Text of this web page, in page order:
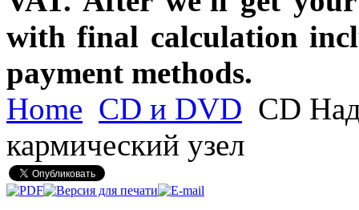
with final calculation
payment methods.
Home CD и DVD CD
кармический узел